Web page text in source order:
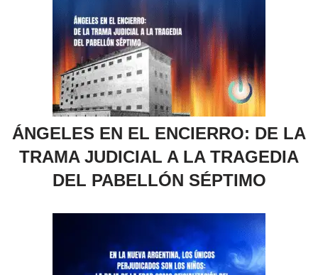
ÁNGELES EN EL ENCIERRO: DE LA
TRAMA JUDICIAL A LA TRAGEDIA
DEL PABELLÓN SÉPTIMO